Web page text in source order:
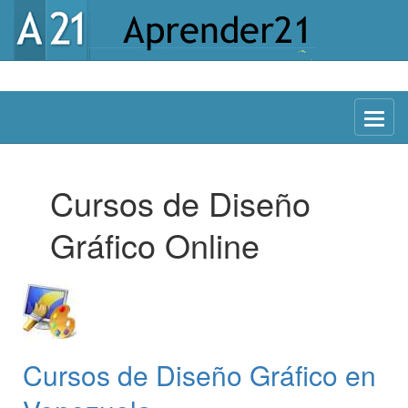
Menu
Cursos de Diseño
Gráfico Online
Cursos de Diseño Gráfico en